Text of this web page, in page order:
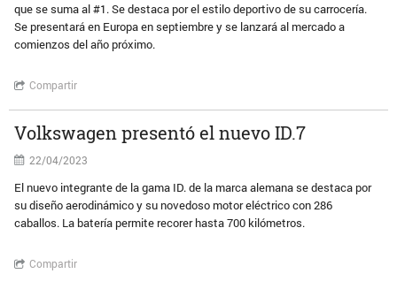
que se suma al #1. Se destaca por el estilo deportivo de su carrocería.
Se presentará en Europa en septiembre y se lanzará al mercado a
comienzos del año próximo.
Compartir
Volkswagen presentó el nuevo ID.7
22/04/2023
El nuevo integrante de la gama ID. de la marca alemana se destaca por
su diseño aerodinámico y su novedoso motor eléctrico con 286
caballos. La batería permite recorer hasta 700 kilómetros.
Compartir